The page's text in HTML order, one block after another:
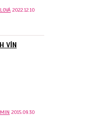
2022.12.10
VÍN
2015.09.30